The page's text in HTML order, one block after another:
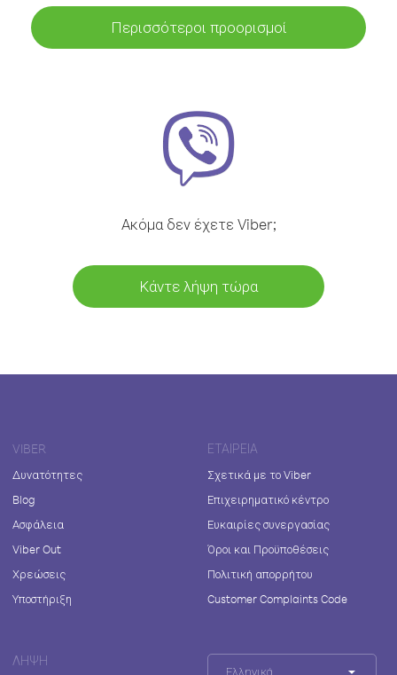
Περισσότεροι προορισμοί
Ακόμα δεν έχετε Viber;
Κάντε λήψη τώρα
VIBER
Δυνατότητες
Blog
Ασφάλεια
Viber Out
Χρεώσεις
Υποστήριξη
ΕΤΑΙΡΕΊΑ
Σχετικά με το Viber
Επιχειρηματικό κέντρο
Ευκαιρίες συνεργασίας
Όροι και Προϋποθέσεις
Πολιτική απορρήτου
Customer Complaints Code
ΛΉΨΗ
Ελληνικά